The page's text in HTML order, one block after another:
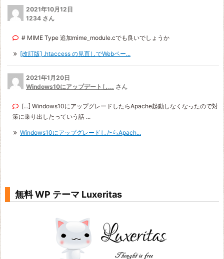
2021年10月12日
1234 さん
# MIME Type 追加mime_module.cでも良いでしょうか
[改訂版] .htaccess の見直しでWebペー...
2021年1月20日
Windows10にアップデートし... さん
[…] Windows10にアップグレードしたらApache起動しなくなったので対
策に乗り出したっていう話 ...
Windows10にアップグレードしたらApach...
無料 WP テーマ Luxeritas